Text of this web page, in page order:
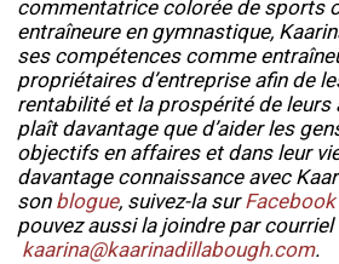
commentatrice colorée de sports
entraîneure en gymnastique,
ses compétences comme
propriétaires d’entreprise afin de
rentabilité et la prospérité de leurs
plaît davantage que d’aider les
objectifs en affaires et dans leur
davantage connaissance avec
son blogue, suivez-la surFacebook
pouvez aussi la joindre par courriel
kaarina@kaarinadillabough.com.